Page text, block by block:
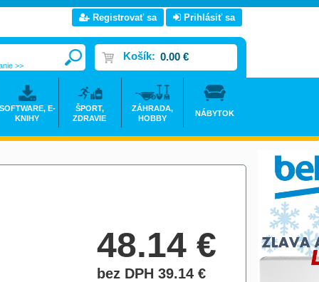
48.14€
bez DPH 39.14€
Registrovať sa Prihlásiť sa
Košík: 0.00 €
>>
SOFTWARE, E-
KNIHY
ŠPORT,
ZDRAVIE
ZÁHRADA,
HOBBY
NÁBYTOK